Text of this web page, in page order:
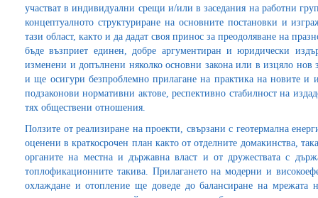
участват в индивидуални срещи и/или в заседания на работни
концептуалното структуриране на основните постановки и
тази област, както и да дадат своя принос за преодоляване на
бъде възприет единен, добре аргументиран и юридически
изменени и допълнени няколко основни закона или в изцяло нов
и ще осигури безпроблемно прилагане на практика на новите и
подзаконови нормативни актове, респективно стабилност на
тях обществени отношения.
Ползите от реализиране на проекти, свързани с геотермална
оценени в краткосрочен план както от отделните домакинства,
органите на местна и държавна власт и от дружествата с
топлофикационните такива. Прилагането на модерни и
охлаждане и отопление ще доведе до балансиране на мрежата